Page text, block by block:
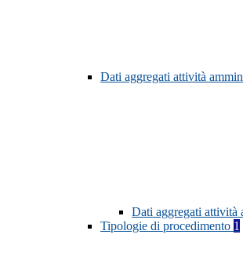
Dati aggregati attività
Dati aggregati attività
Tipologie di procedimento 1